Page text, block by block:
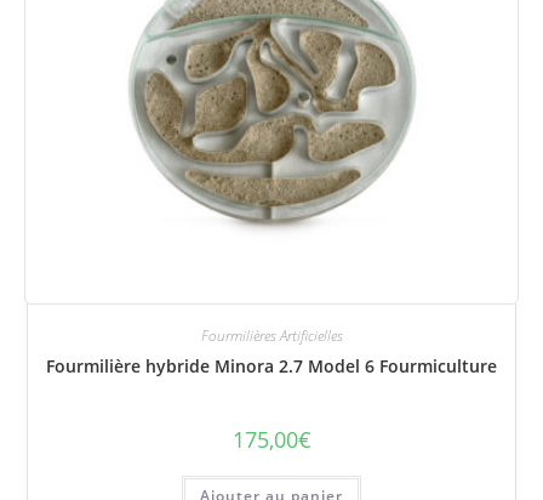
Fourmilières Artificielles
Fourmilière hybride Minora 2.7 Model 6 Fourmiculture
175,00€